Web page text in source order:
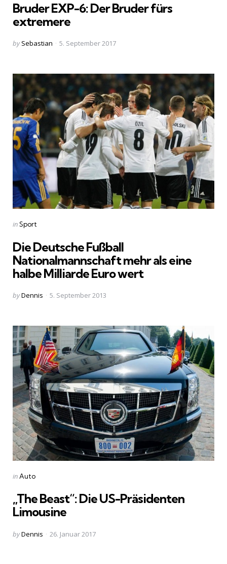
Bruder EXP-6: Der Bruder fürs
extremere
Posted
by Sebastian 5. September 2017
Categories
Posted
inSport
Die Deutsche Fußball
Nationalmannschaft mehr als eine
halbe Milliarde Euro wert
Posted
byDennis 5. September 2013
Categories
Posted
inAuto
„The Beast“: Die US-Präsidenten
Limousine
Posted
byDennis 26. Januar 2017